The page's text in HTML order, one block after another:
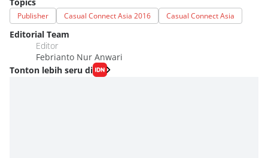
Publisher Casual Connect Asia 2016 Casual Connect Asia
Editorial Team
Editor
Febrianto Nur Anwari
Tonton lebih seru di